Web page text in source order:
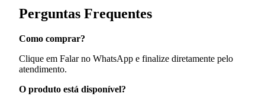
Perguntas Frequentes
Como comprar?
Clique em Falar no WhatsApp e finalize diretamente pelo
atendimento.
O produto está disponível?